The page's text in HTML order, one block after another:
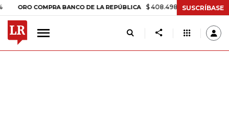
COMPRA BANCO DE LA REPÚBLICA $ 408.498,97 +$ 8.753,81 +2,19%
SUSCRÍBASE